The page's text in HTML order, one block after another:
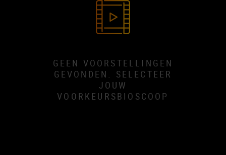
GEEN VOORSTELLINGEN
GEVONDEN. SELECTEER
JOUW
VOORKEURSBIOSCOOP